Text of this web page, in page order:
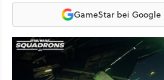
GameStar bei Google